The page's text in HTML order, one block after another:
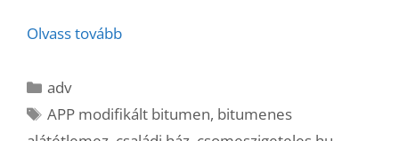
Olvass tovább
Kategória
adv
Címkék
APP modifikált bitumen, bitumenes